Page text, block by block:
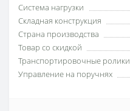
Система нагрузки
Складная конструкция
Страна производства
Товар со скидкой
Транспортировочные ролики
Управление на поручнях